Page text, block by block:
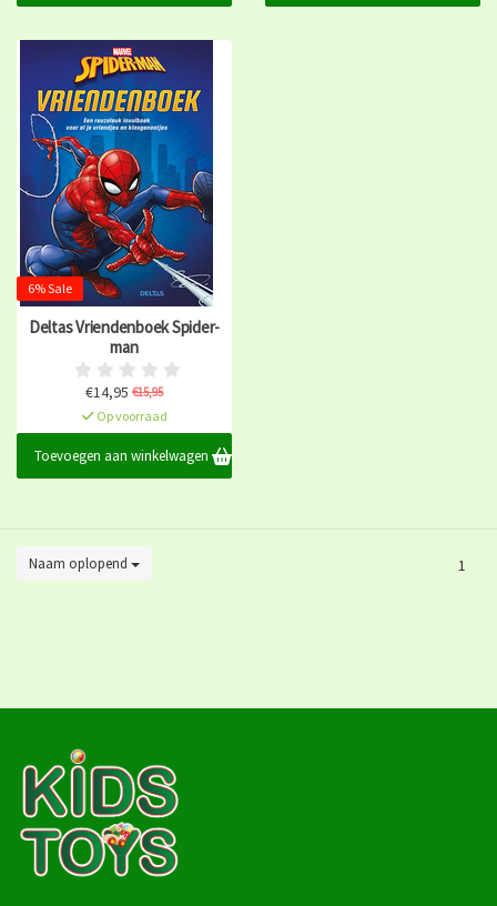
6% Sale
Deltas Vriendenboek Spider-
man
€14,95 €15,95
Op voorraad
Toevoegen aan winkelwagen
Naam oplopend 1